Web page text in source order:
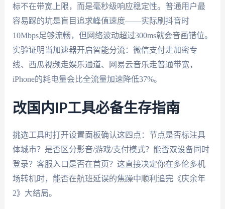
标不在带宽上限，而是毫秒级响应稳定性。普通用户最
容易踩的坑是盲目追求峰值速度——实际刷抖音时
10Mbps足够流畅，但网络波动超过300ms就会音画错位。
实验证明当加速器开启智能分流：微信支付走加密专
线、西瓜视频走娱乐通道、网易云音乐走普通带宽，
iPhone的耗电量会比全流量加速降低37%。
改国内IP工具必备生存指南
挑选工具时打开设置面板确认这四点：节点是否标注具
体城市？是否区分影音/游戏/支付模式？能否双设备同时
登录？客服入口是否在首页？这直接决定你在多伦多机
场转机时，能否在航班延误的焦躁中顺利追完《庆余年
2》大结局。